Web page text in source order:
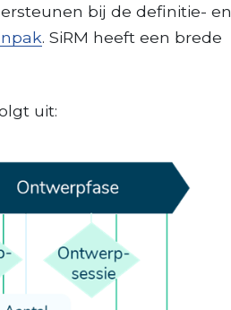
bij de definitie- en
. SiRM heeft een brede
uit: